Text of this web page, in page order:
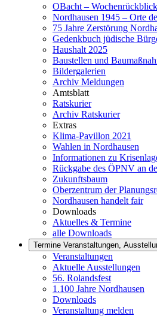
OBacht – Wochenrückblick
Nordhausen 1945 – Orte
75 Jahre Zerstörung
Gedenkbuch jüdische
Haushalt 2025
Baustellen und
Bildergalerien
Archiv Meldungen
Amtsblatt
Ratskurier
Archiv Ratskurier
Extras
Klima-Pavillon 2021
Wahlen in Nordhausen
Informationen zu
Rückgabe des ÖPNV an
Zukunftsbaum
Oberzentrum der
Nordhausen handelt fair
Downloads
Aktuelles & Termine
alle Downloads
Termine Veranstaltungen,
Veranstaltungen
Aktuelle Ausstellungen
56. Rolandsfest
1.100 Jahre Nordhausen
Downloads
Veranstaltung melden